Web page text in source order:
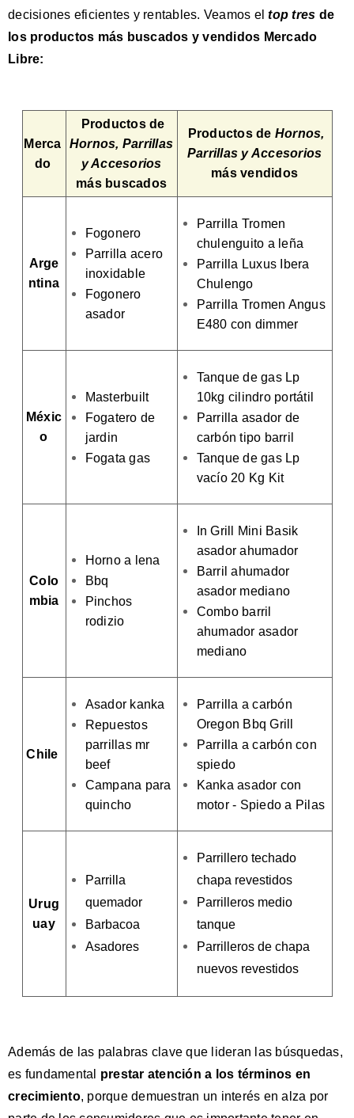
decisiones eficientes y rentables. Veamos eltop tres de
los productos más buscados y vendidos Mercado
Libre:
Merca
do
Productos de
Hornos, Parrillas
y Accesorios
más buscados
Productos de Hornos,
Parrillas y Accesorios
más vendidos
Arge
ntina
Fogonero
Parrilla acero
inoxidable
Fogonero
asador
Parrilla Tromen
chulenguito a leña
Parrilla Luxus Ibera
Chulengo
Parrilla Tromen Angus
E480 con dimmer
Méxic
o
Masterbuilt
Fogatero de
jardin
Fogata gas
Tanque de gas Lp
10kg cilindro portátil
Parrilla asador de
carbón tipo barril
Tanque de gas Lp
vacío 20 Kg Kit
Colo
mbia
Horno a lena
Bbq
Pinchos
rodizio
In Grill Mini Basik
asador ahumador
Barril ahumador
asador mediano
Combo barril
ahumador asador
mediano
Chile
Asador kanka
Repuestos
parrillas mr
beef
Campana para
quincho
Parrilla a carbón
Oregon Bbq Grill
Parrilla a carbón con
spiedo
Kanka asador con
motor - Spiedo a Pilas
Urug
uay
Parrilla
quemador
Barbacoa
Asadores
Parrillero techado
chapa revestidos
Parrilleros medio
tanque
Parrilleros de chapa
nuevos revestidos
Además de las palabras clave que lideran las búsquedas,
es fundamental
prestar atención a los términos en
crecimiento, porque demuestran un interés en alza por